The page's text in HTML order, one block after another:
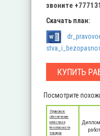
звоните
Скачать план:
КУПИТЬ
Посмотрите
Правовое
обеспечение
качества и
безопасности
товаров